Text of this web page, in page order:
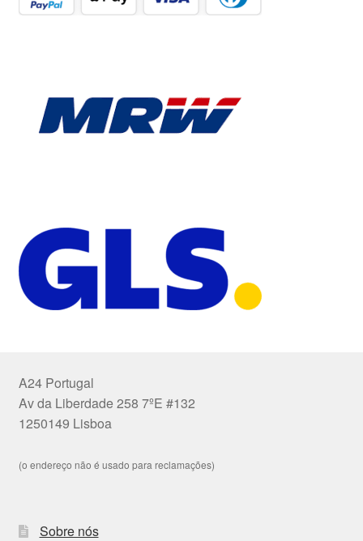
A24 Portugal
Av da Liberdade 258 7ºE #132
1250149 Lisboa
(o endereço não é usado para reclamações)
Sobre nós